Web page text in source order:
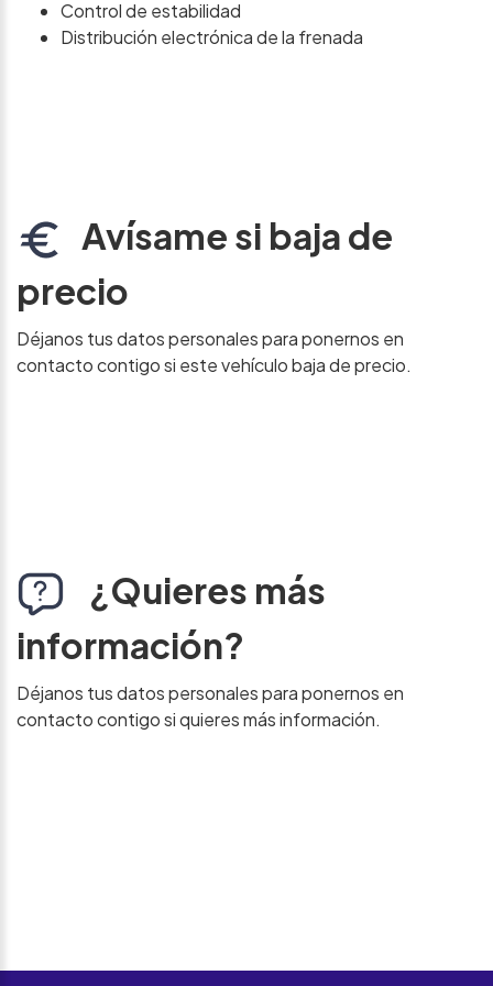
Control de estabilidad
Distribución electrónica de la frenada
Avísame si baja de
precio
Déjanos tus datos personales para ponernos en
contacto contigo si este vehículo baja de precio.
¿Quieres más
información?
Déjanos tus datos personales para ponernos en
contacto contigo si quieres más información.